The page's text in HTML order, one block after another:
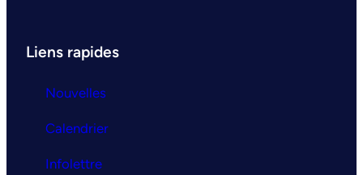
Liens rapides
Nouvelles
Calendrier
Infolettre